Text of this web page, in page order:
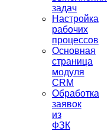
задач
Настройка
рабочих
процессов
Основная
страница
модуля
CRM
Обработка
заявок
из
ФЗК